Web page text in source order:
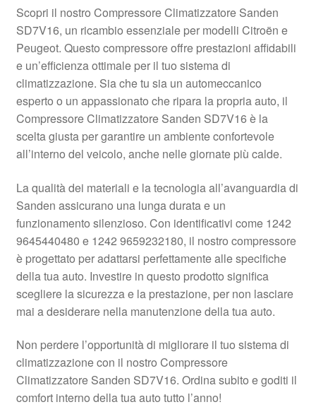
Il mio account
Pagamenti
Politica sulla riservatezza
Procedura di Reclamo
Registratore di cassa
Rimostranza
Spedizione in tutto il mondo
Termini e condizioni
Scopri il nostro Compressore Climatizzatore Sanden
SD7V16, un ricambio essenziale per modelli Citroën e
Peugeot. Questo compressore offre prestazioni affidabili
e un’efficienza ottimale per il tuo sistema di
climatizzazione. Sia che tu sia un automeccanico
esperto o un appassionato che ripara la propria auto, il
Compressore Climatizzatore Sanden SD7V16 è la
scelta giusta per garantire un ambiente confortevole
all’interno del veicolo, anche nelle giornate più calde.
La qualità dei materiali e la tecnologia all’avanguardia di
Sanden assicurano una lunga durata e un
funzionamento silenzioso. Con identificativi come 1242
9645440480 e 1242 9659232180, il nostro compressore
è progettato per adattarsi perfettamente alle specifiche
della tua auto. Investire in questo prodotto significa
scegliere la sicurezza e la prestazione, per non lasciare
mai a desiderare nella manutenzione della tua auto.
Non perdere l’opportunità di migliorare il tuo sistema di
climatizzazione con il nostro Compressore
Climatizzatore Sanden SD7V16. Ordina subito e goditi il
comfort interno della tua auto tutto l’anno!